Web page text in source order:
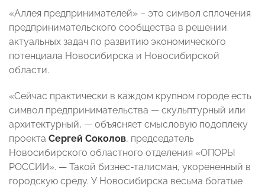
«Аллея предпринимателей» – это символ сплочения
предпринимательского сообщества в решении
актуальных задач по развитию экономического
потенциала Новосибирска и Новосибирской
области.
«Сейчас практически в каждом крупном городе есть
символ предпринимательства — скульптурный или
архитектурный, — объясняет смысловую подоплеку
проекта Сергей Соколов, председатель
Новосибирского областного отделения «ОПОРЫ
РОССИИ». — Такой бизнес-талисман, укорененный в
городскую среду. У Новосибирска весьма богатые